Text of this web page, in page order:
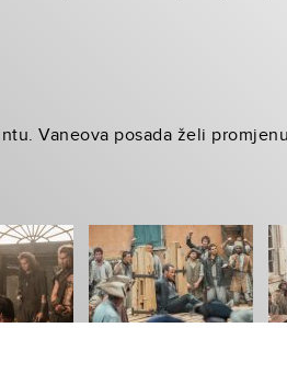
Vaneova posada želi